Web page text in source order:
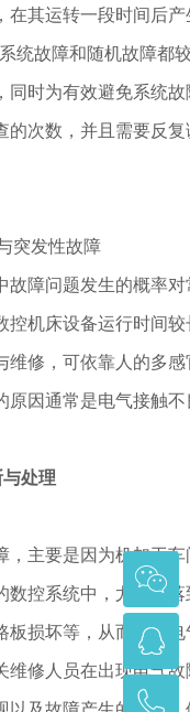
在其运转一段时间后
统故障和随机故障都
同时为有效避免系统
的次数，并且需要反
突发性故障
故障问题发生的概率
控机床设备运行时间
维修，可依靠人的多
原因通常是电气接触
处理
，主要是因为机加工
数控系统中，尤其是
板损坏等，从而出现
维修人员在出现电气